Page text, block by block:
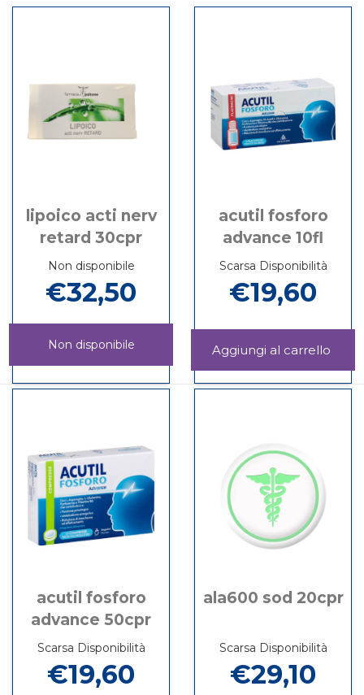
lipoico acti nerv
retard 30cpr
Non disponibile
€32,50
Non disponibile
ACTI
è
disponibile
su LIPOICO
30CPR
acutil fosforo
advance 10fl
Scarsa Disponibilità
€19,60
Informazioni
su ACUTIL
acutil fosforo
advance 50cpr
Scarsa Disponibilità
€19,60
ala600 sod 20cpr
Scarsa Disponibilità
€29,10